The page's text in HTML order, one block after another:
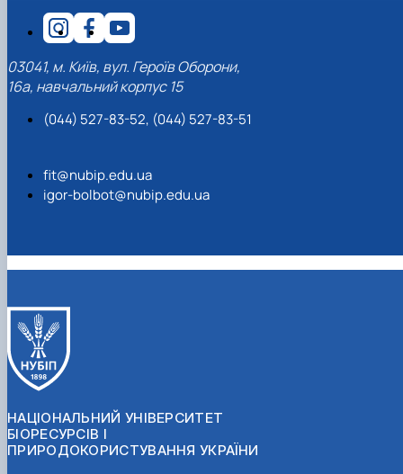
03041, м. Київ, вул. Героїв Оборони,
16а, навчальний корпус 15
(044) 527-83-52, (044) 527-83-51
fit@nubip.edu.ua
igor-bolbot@nubip.edu.ua
НАЦІОНАЛЬНИЙ УНІВЕРСИТЕТ
БІОРЕСУРСІВ І
ПРИРОДОКОРИСТУВАННЯ УКРАЇНИ